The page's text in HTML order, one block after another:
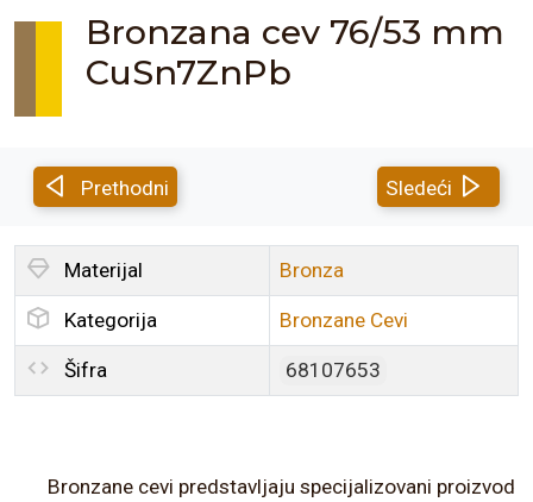
Bronzana cev 76/53 mm
CuSn7ZnPb
Prethodni Sledeći
Materijal Bronza
Kategorija Bronzane Cevi
Šifra 68107653
Bronzane cevi predstavljaju specijalizovani proizvod